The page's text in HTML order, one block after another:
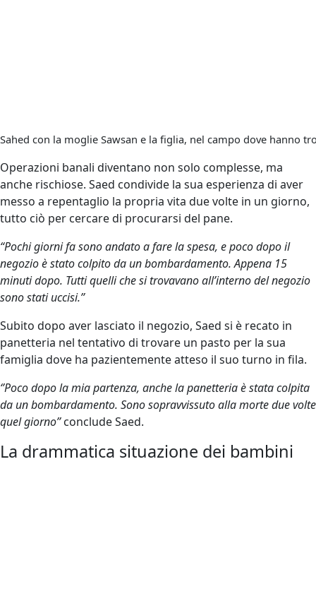
Sahed con la moglie Sawsan e la figlia, nel campo dove hanno
Operazioni banali diventano non solo complesse, ma
anche rischiose. Saed condivide la sua esperienza di aver
messo a repentaglio la propria vita due volte in un giorno,
tutto ciò per cercare di procurarsi del pane.
“Pochi giorni fa sono andato a fare la spesa, e poco dopo il
negozio è stato colpito da un bombardamento. Appena 15
minuti dopo. Tutti quelli che si trovavano all’interno del negozio
sono stati uccisi.’’
Subito dopo aver lasciato il negozio, Saed si è recato in
panetteria nel tentativo di trovare un pasto per la sua
famiglia dove ha pazientemente atteso il suo turno in fila.
‘’Poco dopo la mia partenza, anche la panetteria è stata colpita
da un bombardamento. Sono sopravvissuto alla morte due volte
quel giorno’’conclude Saed.
La drammatica situazione dei bambini